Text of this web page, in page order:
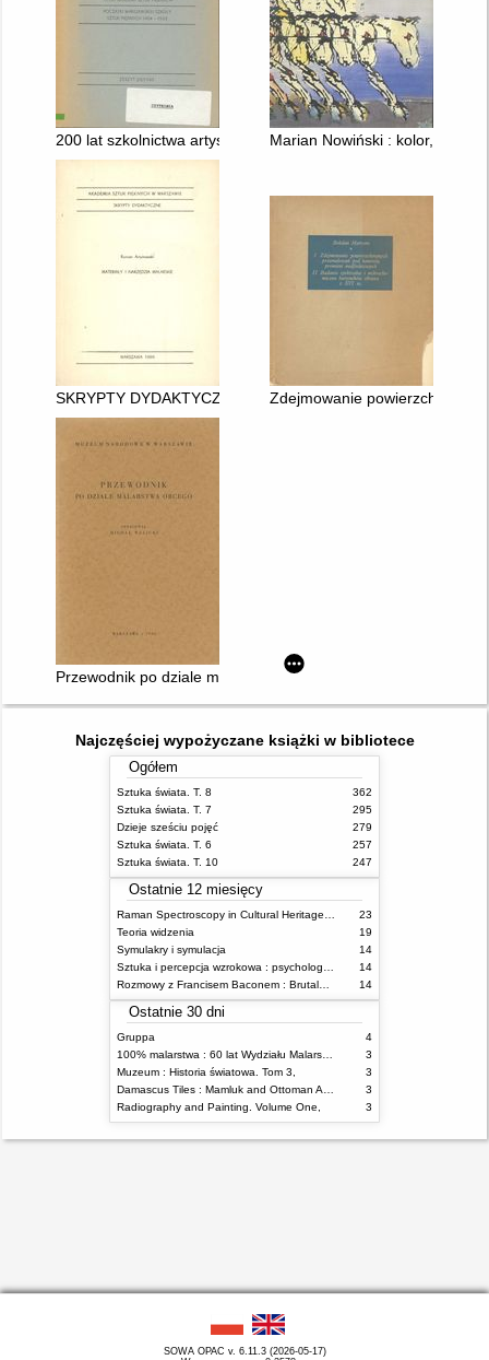
200 lat szkolnictwa artystycznego w Warszaw Akademii Sztuk
Marian Nowiński : kolor,
SKRYPTY DYDAKTYCZNE. 6 Zdejmowanie
Przewodnik po dziale malarstwa obcego
Najczęściej wypożyczane książki w bibliotece
Ogółem
Sztuka świata. T. 8
362
Sztuka świata. T. 7
295
Dzieje sześciu pojęć
279
Sztuka świata. T. 6
257
Sztuka świata. T. 10
247
Ostatnie 12 miesięcy
23
Teoria widzenia
19
Symulakry i symulacja
14
14
14
Ostatnie 30 dni
Gruppa
4
3
Muzeum : Historia światowa. Tom 3,
3
3
Radiography and Painting. Volume One,
3
SOWA OPAC v. 6.11.3 (2026-05-17)